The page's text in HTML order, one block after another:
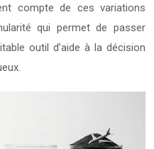
compte de ces variations
qui permet de passer
outil d’aide à la décision